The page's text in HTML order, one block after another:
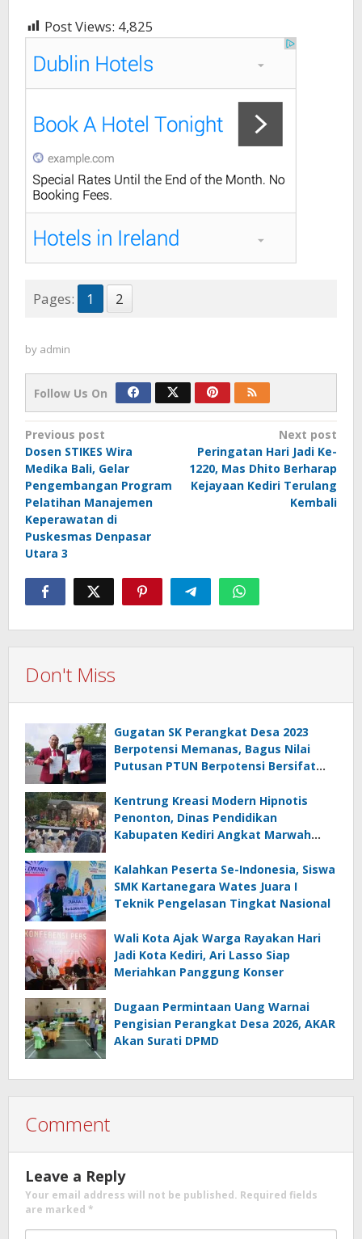
Post Views: 4,825
Pages: 1 2
by admin
Follow Us On
Post
navigation
Previous post
Dosen STIKES Wira
Medika Bali, Gelar
Pengembangan Program
Pelatihan Manajemen
Keperawatan di
Puskesmas Denpasar
Utara 3
Next post
Peringatan Hari Jadi Ke-
1220, Mas Dhito Berharap
Kejayaan Kediri Terulang
Kembali
Don't Miss
Gugatan SK Perangkat Desa 2023
Berpotensi Memanas, Bagus Nilai
Putusan PTUN Berpotensi Bersifat
Kentrung Kreasi Modern Hipnotis
Penonton, Dinas Pendidikan
Kabupaten Kediri Angkat Marwah
Kalahkan Peserta Se-Indonesia, Siswa
SMK Kartanegara Wates Juara I
Teknik Pengelasan Tingkat Nasional
Wali Kota Ajak Warga Rayakan Hari
Jadi Kota Kediri, Ari Lasso Siap
Meriahkan Panggung Konser
Dugaan Permintaan Uang Warnai
Pengisian Perangkat Desa 2026, AKAR
Akan Surati DPMD
Comment
Leave a Reply
Your email address will not be published. Required fields
are marked *